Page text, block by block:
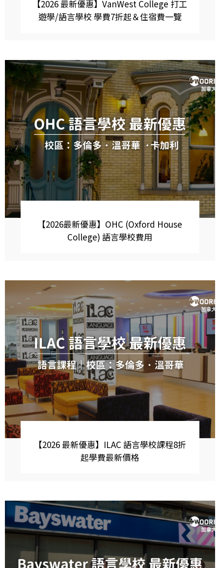
【2026 最新優惠】VanWest College 打工
遊學/語言學校 學費7折起＆住宿費一覽
【2026最新優惠】OHC (Oxford House
College) 語言學校費用
【2026 最新優惠】ILAC 語言學校課程8折
起學費最新價格